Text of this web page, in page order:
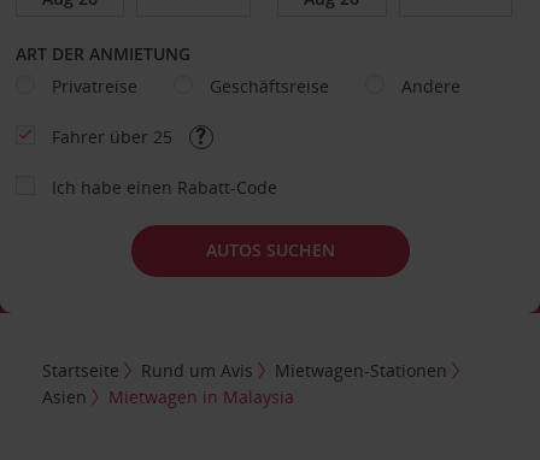
ART DER ANMIETUNG
Privatreise
Geschäftsreise Andere
Fahrer über 25
Ich habe einen Rabatt-Code
AUTOS SUCHEN
Startseite Rund um Avis
Mietwagen-Stationen
Asien
Mietwagen in Malaysia